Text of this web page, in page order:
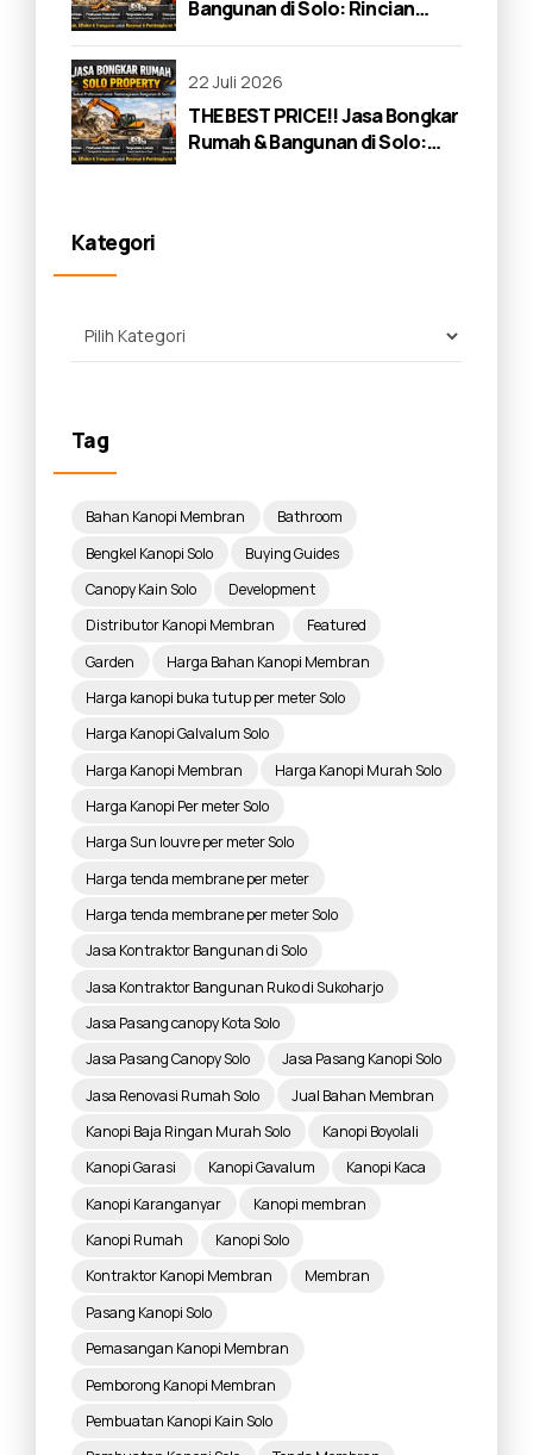
Bangunan di Solo: Rincian
22 Juli 2026
THE BEST PRICE!! Jasa Bongkar
Rumah & Bangunan di Solo:
Kategori
Tag
Bahan Kanopi Membran
Bathroom
Bengkel Kanopi Solo
Buying Guides
Canopy Kain Solo
Development
Distributor Kanopi Membran
Featured
Garden
Harga Bahan Kanopi Membran
Harga kanopi buka tutup per meter Solo
Harga Kanopi Galvalum Solo
Harga Kanopi Membran
Harga Kanopi Murah Solo
Harga Kanopi Per meter Solo
Harga Sun louvre per meter Solo
Harga tenda membrane per meter
Harga tenda membrane per meter Solo
Jasa Kontraktor Bangunan di Solo
Jasa Kontraktor Bangunan Ruko di Sukoharjo
Jasa Pasang canopy Kota Solo
Jasa Pasang Canopy Solo
Jasa Pasang Kanopi Solo
Jasa Renovasi Rumah Solo
Jual Bahan Membran
Kanopi Baja Ringan Murah Solo
Kanopi Boyolali
Kanopi Garasi
Kanopi Gavalum
Kanopi Kaca
Kanopi Karanganyar
Kanopi membran
Kanopi Rumah
Kanopi Solo
Kontraktor Kanopi Membran
Membran
Pasang Kanopi Solo
Pemasangan Kanopi Membran
Pemborong Kanopi Membran
Pembuatan Kanopi Kain Solo